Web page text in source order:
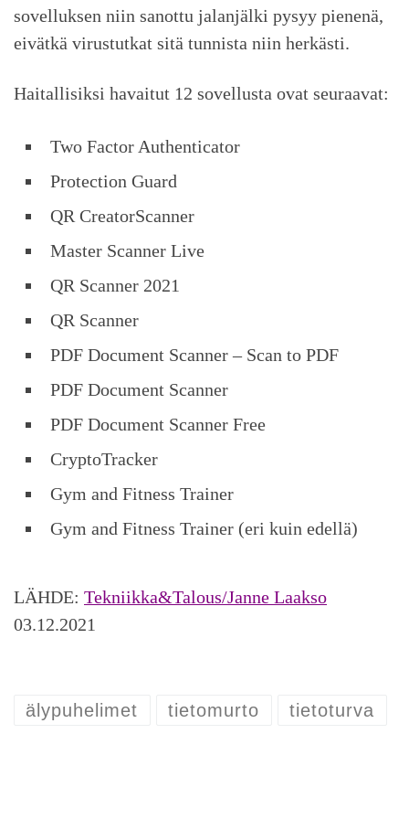
sovelluksen niin sanottu jalanjälki pysyy pienenä,
eivätkä virustutkat sitä tunnista niin herkästi.
Haitallisiksi havaitut 12 sovellusta ovat seuraavat:
Two Factor Authenticator
Protection Guard
QR CreatorScanner
Master Scanner Live
QR Scanner 2021
QR Scanner
PDF Document Scanner – Scan to PDF
PDF Document Scanner
PDF Document Scanner Free
CryptoTracker
Gym and Fitness Trainer
Gym and Fitness Trainer (eri kuin edellä)
LÄHDE: Tekniikka&Talous/Janne Laakso
03.12.2021
älypuhelimet tietomurto tietoturva